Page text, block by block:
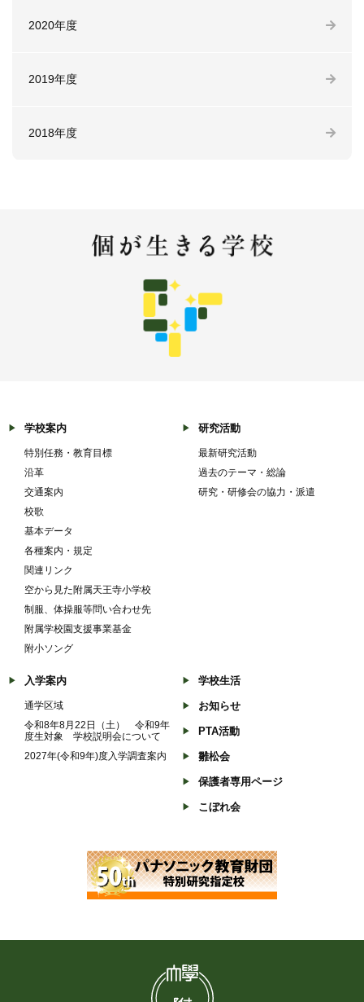
2020年度
2019年度
2018年度
学校案内
特別任務・教育目標
沿革
交通案内
校歌
基本データ
各種案内・規定
関連リンク
空から見た附属天王寺小学校
制服、体操服等問い合わせ先
附属学校園支援事業基金
附小ソング
研究活動
最新研究活動
過去のテーマ・総論
研究・研修会の協力・派遣
入学案内
通学区域
令和8年8月22日（土） 令和9年
度生対象 学校説明会について
2027年(令和9年)度入学調査案内
学校生活
お知らせ
PTA活動
雛松会
保護者専用ページ
こぼれ会